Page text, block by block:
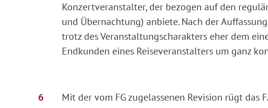
Konzertveranstalter, der bezogen auf den
und Übernachtung) anbiete. Nach der
trotz des Veranstaltungscharakters eher dem
Endkunden eines Reiseveranstalters um ganz
Mit der vom FG zugelassenen Revision rügt das